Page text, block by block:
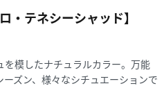
・テネシーシャッド】
模したナチュラルカラー。万能
ズン、様々なシチュエーションで